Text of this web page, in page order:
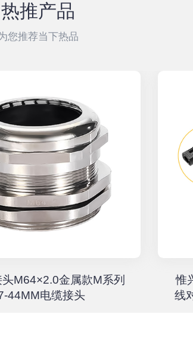
热推产品
您推荐当下热品
M64×2.0金属款M系列
44MM电缆接头
惟
线